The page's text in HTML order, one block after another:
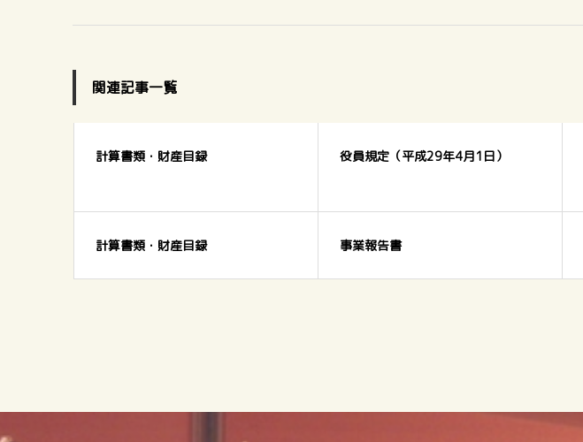
関連記事一覧
計算書類・財産目録 役員規定（平成29年4月1日）
計算書類・財産目録 事業報告書